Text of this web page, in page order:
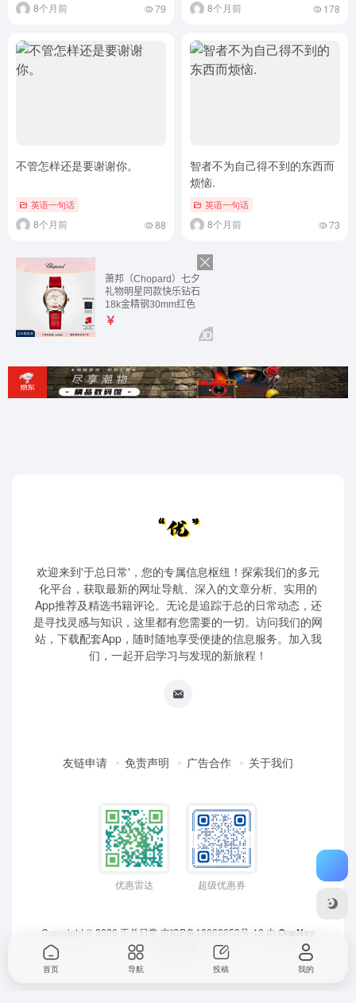
8个月前 79 8个月前 178
不管怎样还是要谢谢你。
英语一句话
8个月前 88
智者不为自己得不到的东西而
烦恼.
英语一句话
8个月前 73
欢迎来到'于总日常'，您的专属信息枢纽！探索我们的多元
化平台，获取最新的网址导航、深入的文章分析、实用的
App推荐及精选书籍评论。无论是追踪于总的日常动态，还
是寻找灵感与知识，这里都有您需要的一切。访问我们的网
站，下载配套App，随时随地享受便捷的信息服务。加入我
们，一起开启学习与发现的新旅程！
友链申请 免责声明 广告合作 关于我们
优惠雷达 超级优惠券
Copyright © 2026 于总日常 京ICP备18062653号-12 由 OneNav
首页 导航 投稿 我的